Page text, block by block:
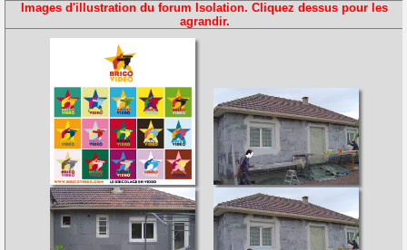
Images d'illustration du forum Isolation. Cliquez dessus pour les
agrandir.